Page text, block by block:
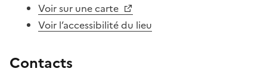
Voir sur une carte
Voir l’accessibilité du lieu
Contacts